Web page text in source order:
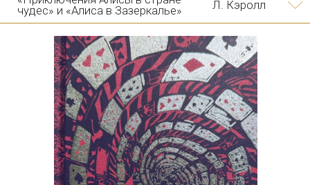
«Алиса в Зазеркалье» Л. Кэролл